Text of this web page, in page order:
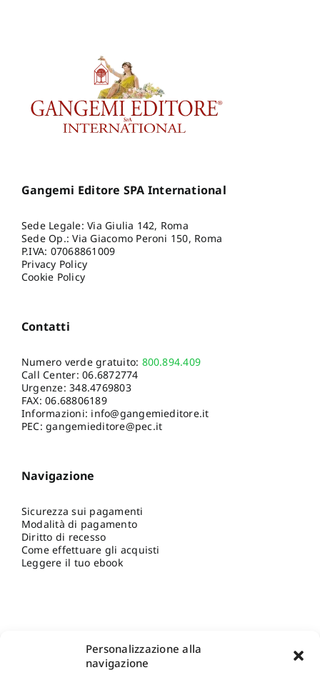
Personalizzazione alla
navigazione
Gangemi Editore SPA International
Sede Legale: Via Giulia 142, Roma
Sede Op.: Via Giacomo Peroni 150, Roma
P.IVA: 07068861009
Privacy Policy
Cookie Policy
Contatti
Numero verde gratuito: 800.894.409
Call Center:06.6872774
Urgenze:348.4769803
FAX: 06.68806189
Informazioni: info@gangemieditore.it
PEC: gangemieditore@pec.it
Navigazione
Sicurezza sui pagamenti
Modalità di pagamento
Diritto di recesso
Come effettuare gli acquisti
Leggere il tuo ebook